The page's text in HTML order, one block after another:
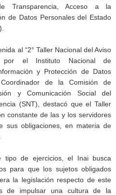
Transparencia, Acceso a la
de Datos Personales del Estado
al “2° Taller Nacional del Aviso
por el Instituto Nacional de
y Protección de Datos
de la Comisión de
y Comunicación Social del
(SNT), destacó que el Taller
constante de las y los servidores
sus obligaciones, en materia de
tipo de ejercicios, el Inai busca
para que los sujetos obligados
la legislación respecto de este
de impulsar una cultura de la